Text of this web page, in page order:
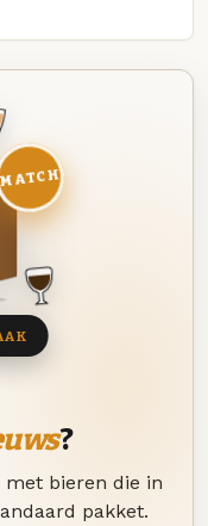
?
met bieren die in
pakket.